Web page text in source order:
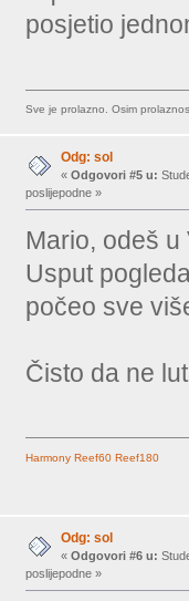
posjetio
Sve je prolazno. Osim
Odg: sol
« Odgovori #5 u:
poslijepodne »
Mario, odeš
Usput
počeo sve
Čisto da ne
Harmony Reef60 Reef180
Odg: sol
« Odgovori #6 u:
poslijepodne »